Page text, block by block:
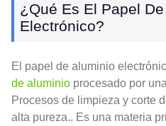
¿Qué Es El Papel
Electrónico?
El papel de aluminio
de aluminio procesado por
Procesos de limpieza y corte
alta pureza.. Es una materia